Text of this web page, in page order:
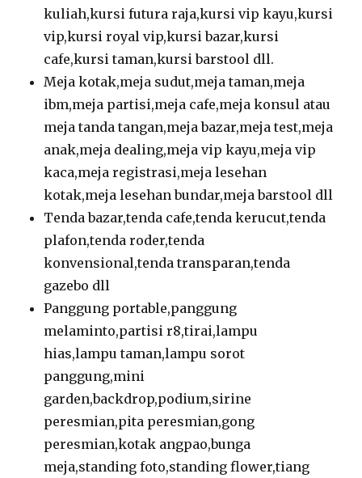
kuliah,kursi futura raja,kursi vip kayu,kursi
vip,kursi royal vip,kursi bazar,kursi
cafe,kursi taman,kursi barstool dll.
Meja kotak,meja sudut,meja taman,meja
ibm,meja partisi,meja cafe,meja konsul atau
meja tanda tangan,meja bazar,meja test,meja
anak,meja dealing,meja vip kayu,meja vip
kaca,meja registrasi,meja lesehan
kotak,meja lesehan bundar,meja barstool dll
Tenda bazar,tenda cafe,tenda kerucut,tenda
plafon,tenda roder,tenda
konvensional,tenda transparan,tenda
gazebo dll
Panggung portable,panggung
melaminto,partisi r8,tirai,lampu
hias,lampu taman,lampu sorot
panggung,mini
garden,backdrop,podium,sirine
peresmian,pita peresmian,gong
peresmian,kotak angpao,bunga
meja,standing foto,standing flower,tiang